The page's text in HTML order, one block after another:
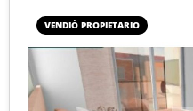
VENDIÓ PROPIETARIO